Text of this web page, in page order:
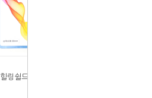
힐링쉴드 가민 피닉스 5X 플러스 전용